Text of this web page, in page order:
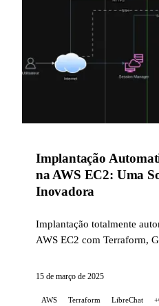
Implantação
na AWS EC2: Uma
Inovadora
Implantação totalmente
AWS EC2 com Terraform,
custos otimizados.
15 de março de 2025
AWS Terraform LibreChat